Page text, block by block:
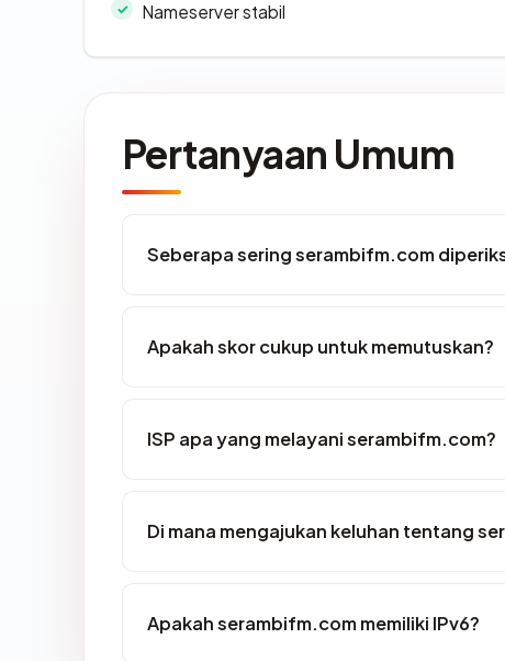
Nameserver stabil
Pertanyaan Umum
Seberapa sering serambifm.com
Apakah skor cukup untuk memutuskan?
ISP apa yang melayani serambifm.com?
Di mana mengajukan keluhan tentang
Apakah serambifm.com memiliki IPv6?